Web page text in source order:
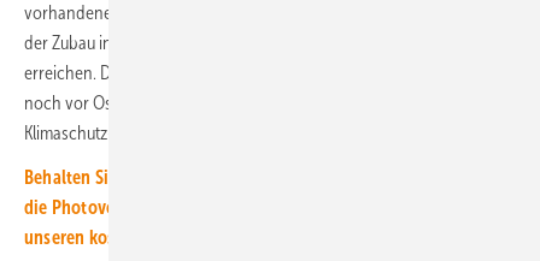
vorhandenen Dachflächen aktiviert werden. Schließlich muss sich
der Zubau in den nächsten Jahren Verdreifachen, um dieses Ziel zu
erreichen. Deshalb appelliert Carsten Körnig an die Bundesregierung,
noch vor Ostern das im Koalitionsvertrag für 2022 angekündigte
Klimaschutz-Sofortprogramm umzusetzen.
Behalten Sie den Solarmarkt und die Rahmenbedingungen für
die Photovoltaik immer im Blick! Abonnieren Sie dazu einfach
unseren kostenlosen Newsletter.